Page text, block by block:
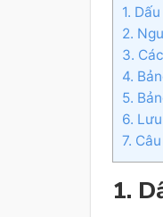
1.
2.
3.
4.
5.
6.
7.
1.